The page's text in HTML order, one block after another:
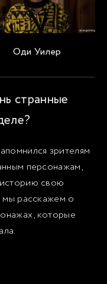
Оди Уилер
странные
зрителям
персонажам,
свою
мы расскажем о
которые